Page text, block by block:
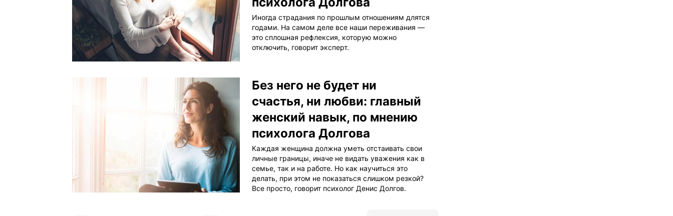
Иногда страдания по прошлым отношениям длятся
годами. На самом деле все наши переживания —
это сплошная рефлексия, которую можно
отключить, говорит эксперт.
Без него не будет ни
счастья, ни любви: главный
женский навык, по мнению
психолога Долгова
Каждая женщина должна уметь отстаивать свои
личные границы, иначе не видать уважения как в
семье, так и на работе. Но как научиться это
делать, при этом не показаться слишком резкой?
Все просто, говорит психолог Денис Долгов.